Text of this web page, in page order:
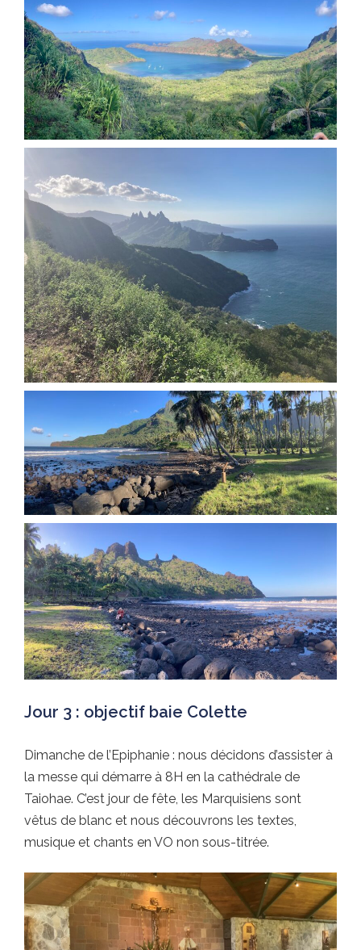
Jour 3 : objectif baie Colette
Dimanche de l’Epiphanie : nous décidons d’assister à
la messe qui démarre à 8H en la cathédrale de
Taiohae. C’est jour de fête, les Marquisiens sont
vêtus de blanc et nous découvrons les textes,
musique et chants en VO non sous-titrée.